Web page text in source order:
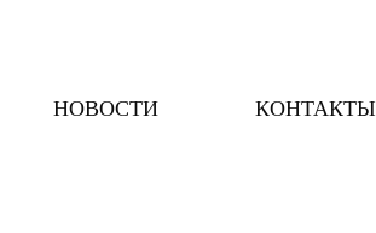
НОВОСТИ
КОНТАКТЫ